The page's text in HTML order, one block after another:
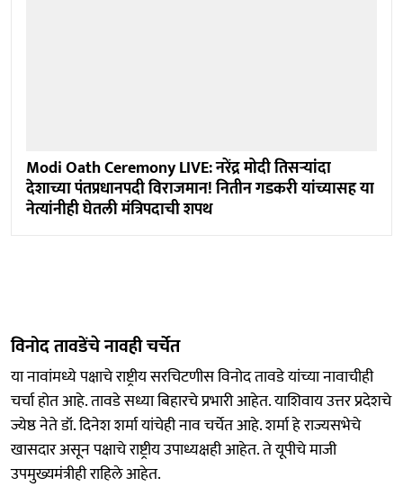
Modi Oath Ceremony LIVE: नरेंद्र मोदी तिसऱ्यांदा
देशाच्या पंतप्रधानपदी विराजमान! नितीन गडकरी यांच्यासह या
नेत्यांनीही घेतली मंत्रिपदाची शपथ
विनोद तावडेंचे नावही चर्चेत
या नावांमध्ये पक्षाचे राष्ट्रीय सरचिटणीस विनोद तावडे यांच्या नावाचीही
चर्चा होत आहे. तावडे सध्या बिहारचे प्रभारी आहेत. याशिवाय उत्तर प्रदेशचे
ज्येष्ठ नेते डॉ. दिनेश शर्मा यांचेही नाव चर्चेत आहे. शर्मा हे राज्यसभेचे
खासदार असून पक्षाचे राष्ट्रीय उपाध्यक्षही आहेत. ते यूपीचे माजी
उपमुख्यमंत्रीही राहिले आहेत.